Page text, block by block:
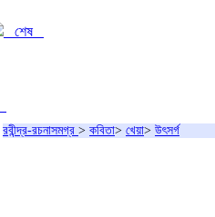
শেষ
রবীন্দ্র-রচনাসমগ্র > কবিতা> খেয়া> উৎসর্গ